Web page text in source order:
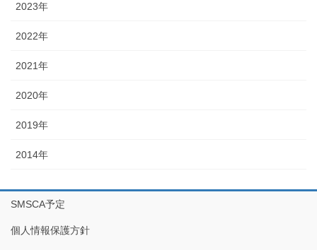
2023年
2022年
2021年
2020年
2019年
2014年
SMSCA予定
個人情報保護方針